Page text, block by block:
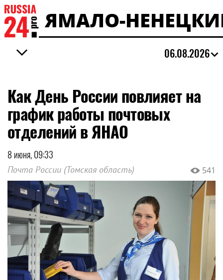
ЯМАЛО-
06.08.2026
Как День России повлияет на
график работы почтовых
отделений в ЯНАО
8 июня, 09:33
Почта России (Томская область) 541